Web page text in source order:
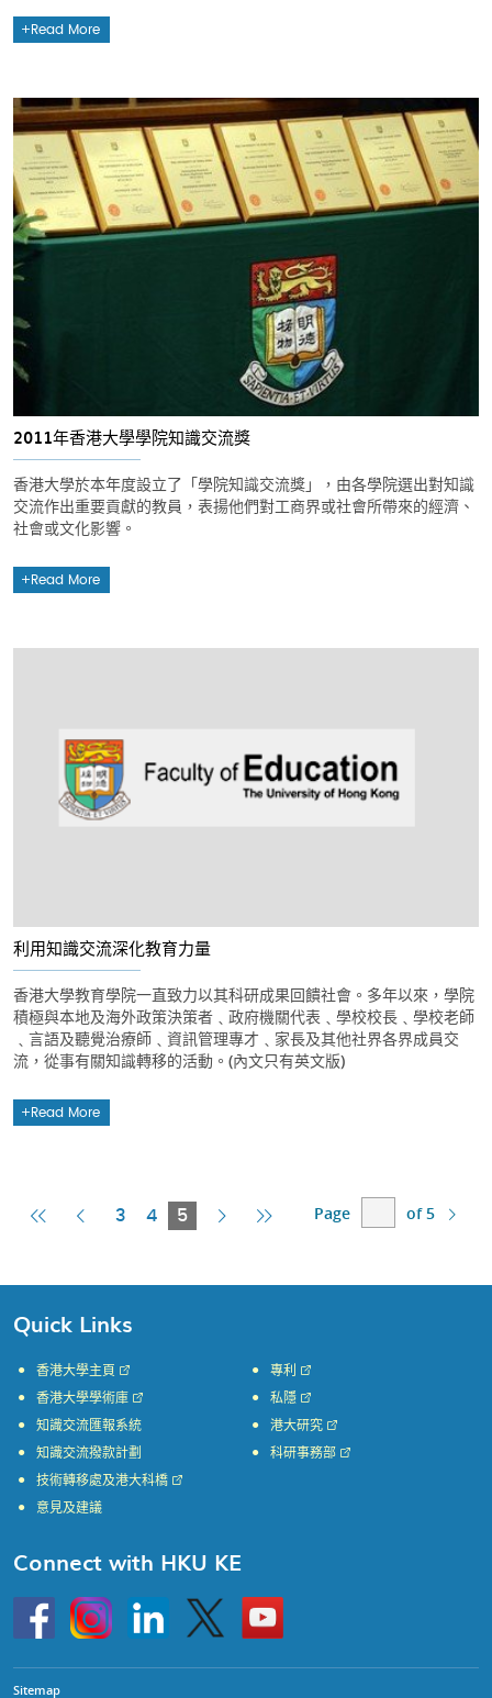
Read More
2011年香港大學學院知識交流獎
香港大學於本年度設立了「學院知識交流獎」，由各學院選出對知識
交流作出重要貢獻的教員，表揚他們對工商界或社會所帶來的經濟、
社會或文化影響。
Read More
利用知識交流深化教育力量
香港大學教育學院一直致力以其科研成果回饋社會。多年以來，學院
積極與本地及海外政策決策者﹑政府機關代表﹑學校校長﹑學校老師
﹑言語及聽覺治療師﹑資訊管理專才﹑家長及其他社界各界成員交
流，從事有關知識轉移的活動。(內文只有英文版)
Read More
FirstPrevious
3 4 5CurrentNext Last
Page of 5
Quick Links
香港大學主頁
香港大學學術庫
知識交流匯報系統
知識交流撥款計劃
專利
私隱
港大研究
科研事務部
技術轉移處及港大科橋
意見及建議
Connect with HKU KE
HKU
InstagramLinkedin Twitter
Go
to
HKU
Sitemap